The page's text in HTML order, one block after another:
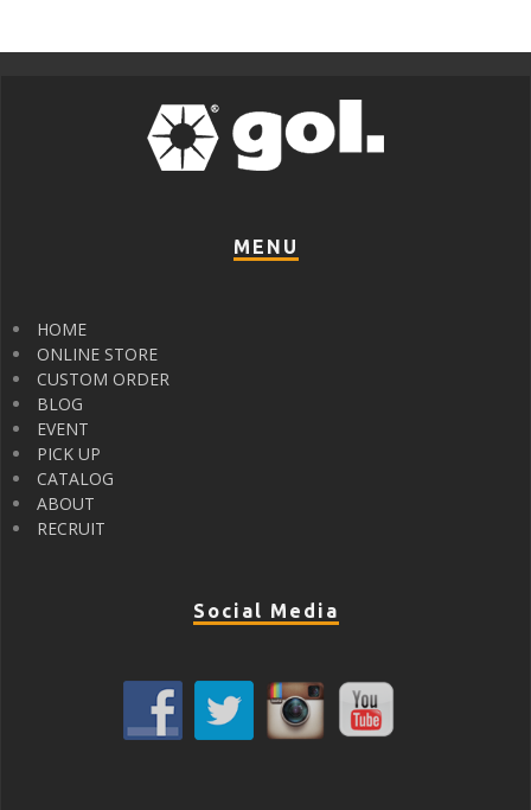
MENU
HOME
ONLINE STORE
CUSTOM ORDER
BLOG
EVENT
PICK UP
CATALOG
ABOUT
RECRUIT
Social Media